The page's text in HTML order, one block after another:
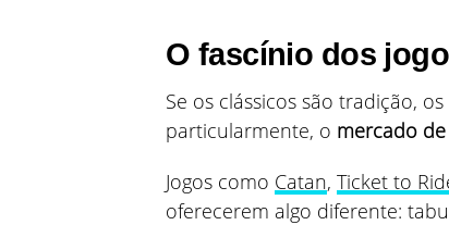
O fascínio dos
Se os clássicos são tradição,
particularmente, o mercado
Jogos como Catan, Ticket to
oferecerem algo diferente: